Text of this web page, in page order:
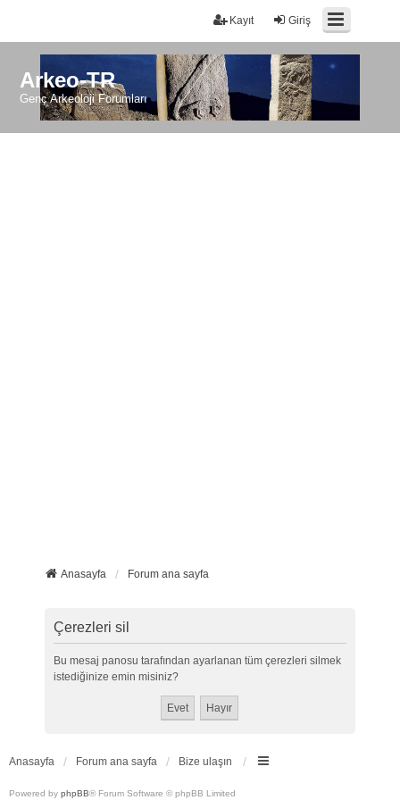
Giriş
Kayıt
Arkeo-TR
Genç Arkeoloji Forumları
Anasayfa Forum ana sayfa
Çerezleri sil
Bu mesaj panosu tarafından ayarlanan tüm çerezleri silmek
istediğinize emin misiniz?
Anasayfa Forum ana sayfa Bize ulaşın
Powered by phpBB® Forum Software © phpBB Limited